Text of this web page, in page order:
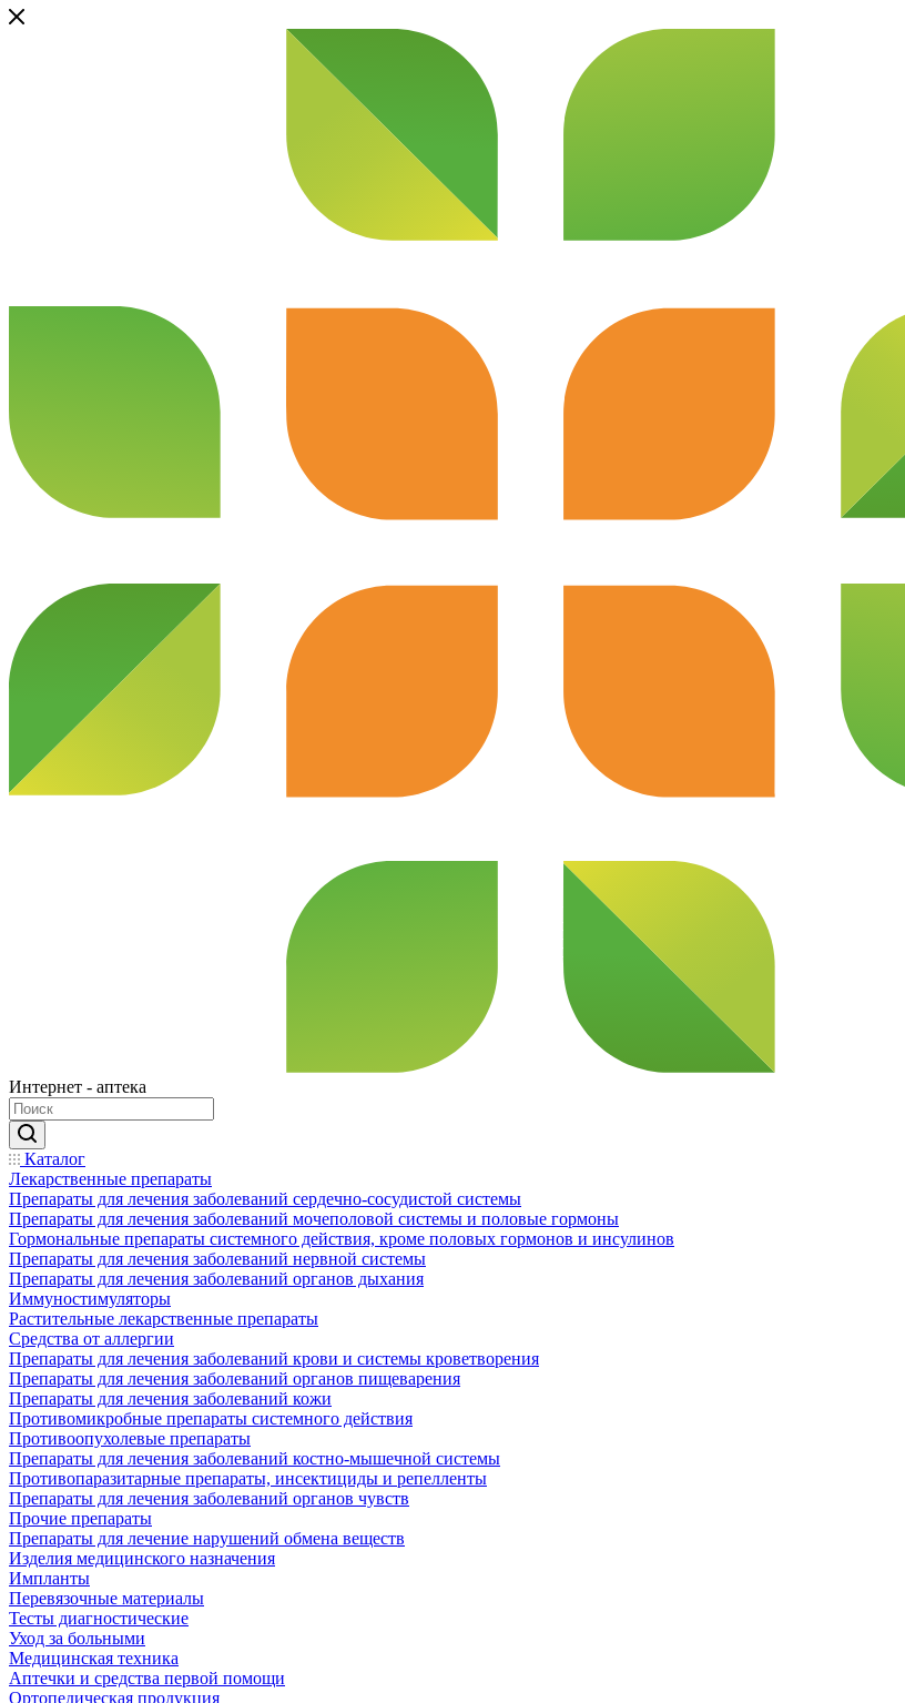
Интернет - аптека
Каталог
Лекарственные препараты
Препараты для лечения заболеваний сердечно-сосудистой системы
Препараты для лечения заболеваний мочеполовой системы и половые гормоны
Гормональные препараты системного действия, кроме половых гормонов и инсулинов
Препараты для лечения заболеваний нервной системы
Препараты для лечения заболеваний органов дыхания
Иммуностимуляторы
Растительные лекарственные препараты
Средства от аллергии
Препараты для лечения заболеваний крови и системы кроветворения
Препараты для лечения заболеваний органов пищеварения
Препараты для лечения заболеваний кожи
Противомикробные препараты системного действия
Противоопухолевые препараты
Препараты для лечения заболеваний костно-мышечной системы
Противопаразитарные препараты, инсектициды и репелленты
Препараты для лечения заболеваний органов чувств
Прочие препараты
Препараты для лечение нарушений обмена веществ
Изделия медицинского назначения
Импланты
Перевязочные материалы
Тесты диагностические
Уход за больными
Медицинская техника
Аптечки и средства первой помощи
Ортопедическая продукция